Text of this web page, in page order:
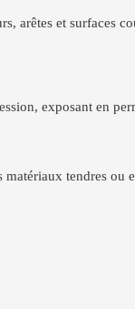
arêtes et surfaces
exposant en
tendres ou